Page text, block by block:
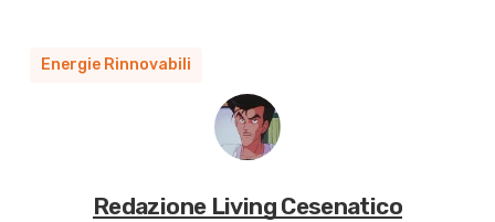
Energie Rinnovabili
Redazione Living Cesenatico